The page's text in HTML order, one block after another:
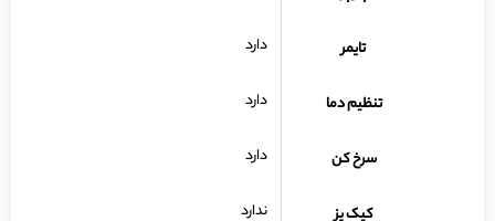
تایمر دارد
تنظیم دما دارد
سرخ کن دارد
کیک پز ندارد